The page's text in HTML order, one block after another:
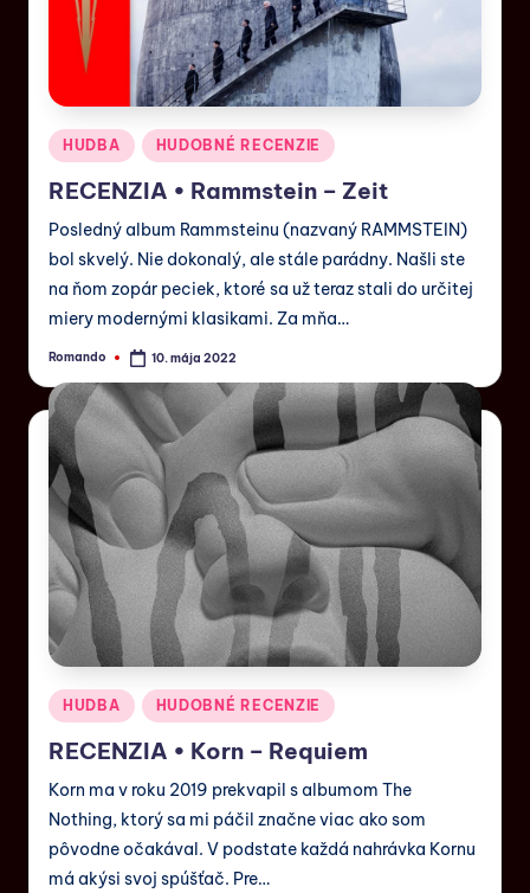
HUDBA HUDOBNÉ RECENZIE
RECENZIA • Rammstein – Zeit
Posledný album Rammsteinu (nazvaný RAMMSTEIN)
bol skvelý. Nie dokonalý, ale stále parádny. Našli ste
na ňom zopár peciek, ktoré sa už teraz stali do určitej
miery modernými klasikami. Za mňa…
Romando 10. mája 2022
HUDBA HUDOBNÉ RECENZIE
RECENZIA • Korn – Requiem
Korn ma v roku 2019 prekvapil s albumom The
Nothing, ktorý sa mi páčil značne viac ako som
pôvodne očakával. V podstate každá nahrávka Kornu
má akýsi svoj spúšťač. Pre…